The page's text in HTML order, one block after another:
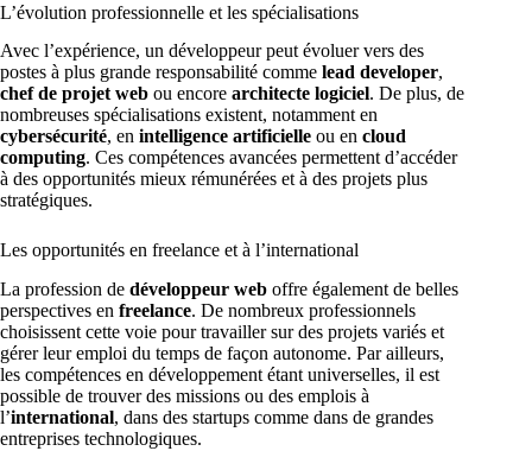
L’évolution professionnelle et les spécialisations
Avec l’expérience, un développeur peut évoluer vers des
postes à plus grande responsabilité comme lead developer,
chef de projet web ou encore architecte logiciel. De plus, de
nombreuses spécialisations existent, notamment en
cybersécurité, en intelligence artificielle ou en cloud
computing. Ces compétences avancées permettent d’accéder
à des opportunités mieux rémunérées et à des projets plus
stratégiques.
Les opportunités en freelance et à l’international
La profession de développeur web offre également de belles
perspectives en freelance. De nombreux professionnels
choisissent cette voie pour travailler sur des projets variés et
gérer leur emploi du temps de façon autonome. Par ailleurs,
les compétences en développement étant universelles, il est
possible de trouver des missions ou des emplois à
l’international, dans des startups comme dans de grandes
entreprises technologiques.